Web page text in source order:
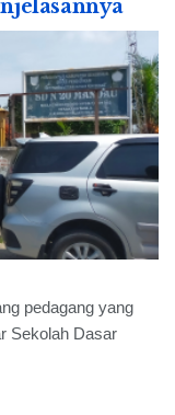
pedagang yang
Sekolah Dasar